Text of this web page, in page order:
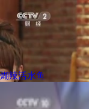
煳辣活水鱼